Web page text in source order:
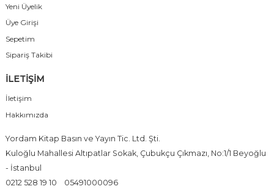
Yeni Üyelik
Üye Girişi
Sepetim
Sipariş Takibi
İLETİŞİM
İletişim
Hakkımızda
Yordam Kitap Basın ve Yayın Tic. Ltd. Şti.
Kuloğlu Mahallesi Altıpatlar Sokak, Çubukçu Çıkmazı, No:1/1 Beyoğlu
- İstanbul
0212 528 19 10
05491000096